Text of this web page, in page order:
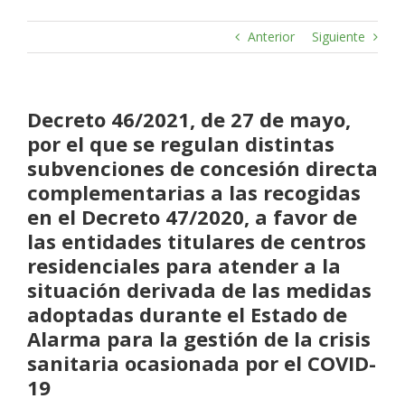
Anterior Siguiente
Decreto 46/2021, de 27 de mayo,
por el que se regulan distintas
subvenciones de concesión directa
complementarias a las recogidas
en el Decreto 47/2020, a favor de
las entidades titulares de centros
residenciales para atender a la
situación derivada de las medidas
adoptadas durante el Estado de
Alarma para la gestión de la crisis
sanitaria ocasionada por el COVID-
19